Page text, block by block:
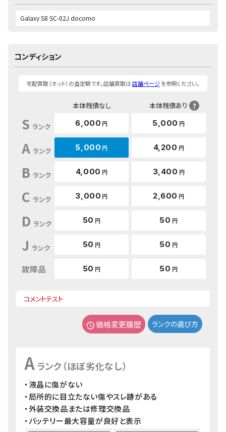
コンディション
宅配買取（ネット）の査定額です。店舗買取は店舗ページを参照ください。
本体残債なし 本体残債あり ?
S ランク 6,000 円 5,000 円
A ランク 5,000 円 4,200 円
B ランク 4,000 円 3,400 円
C ランク 3,000 円 2,600 円
D ランク 50 円 50 円
J ランク 50 円 50 円
故障品 50 円 50 円
コメントテスト
価格変更履歴 ランクの選び方
Aランク（ほぼ劣化なし）
・液晶に傷がない
・局所的に目立たない傷やスレ跡がある
・外装交換品または修理交換品
・バッテリー最大容量が良好と表示